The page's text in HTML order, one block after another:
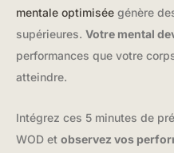
mentale optimisée génère
supérieures. Votre mental
performances que votre
atteindre.
Intégrez ces 5 minutes de
WOD et observez vos